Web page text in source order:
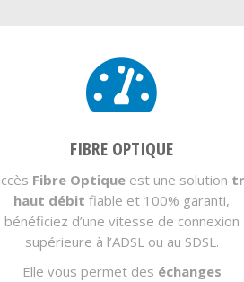
FIBRE OPTIQUE
Fibre Optiqueest une solution
haut débit fiable et 100% garanti,
bénéficiez d’une vitesse de connexion
supérieure à l’ADSL ou au SDSL.
Elle vous permet des échanges